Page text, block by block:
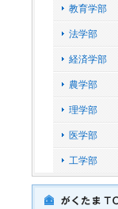
教育学部
法学部
経済学部
農学部
理学部
医学部
工学部